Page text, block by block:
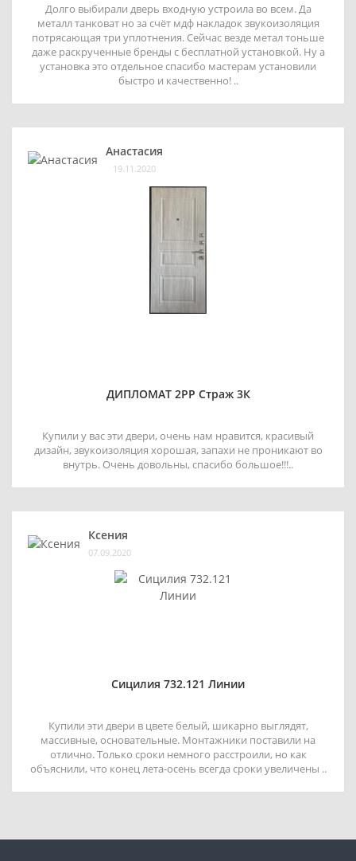
Долго выбирали дверь входную устроила во всем. Да
металл танковат но за счёт мдф накладок звукоизоляция
потрясающая три уплотнения. Сейчас везде метал тоньше
даже раскрученные бренды с бесплатной установкой. Ну а
установка это отдельное спасибо мастерам установили
быстро и качественно! ..
Анастасия
19.11.2020
ДИПЛОМАТ 2РР Страж 3К
Купили у вас эти двери, очень нам нравится, красивый
дизайн, звукоизоляция хорошая, запахи не проникают во
внутрь. Очень довольны, спасибо большое!!!..
Ксения
07.09.2020
Сицилия 732.121 Линии
Купили эти двери в цвете белый, шикарно выглядят,
массивные, основательные. Монтажники поставили на
отлично. Только сроки немного расстроили, но как
объяснили, что конец лета-осень всегда сроки увеличены ..